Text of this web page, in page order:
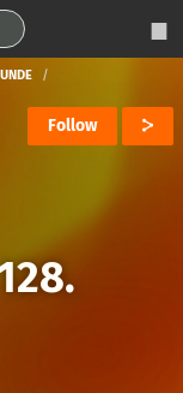
Follow